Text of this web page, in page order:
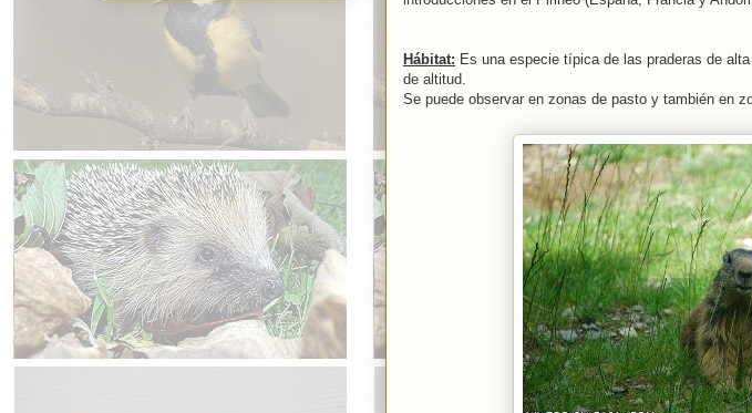
Hábitat: Es una especie típica de las praderas de
de altitud.
Se puede observar en zonas de pasto y también en